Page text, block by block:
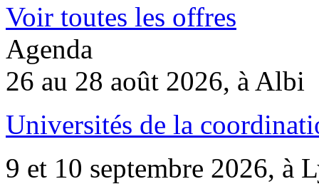
Voir toutes les offres
Agenda
26 au 28 août 2026, à Albi
Universités de la
9 et 10 septembre 2026, à